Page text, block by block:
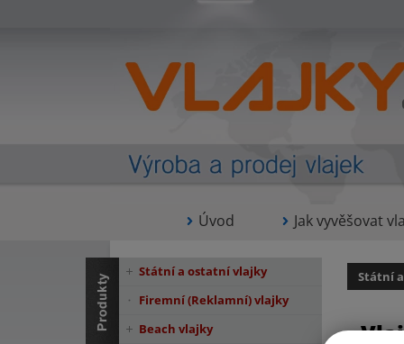
Úvod Jak vyvěšovat
Státní
Státní a ostatní vlajky
Firemní (Reklamní) vlajky
Beach vlajky